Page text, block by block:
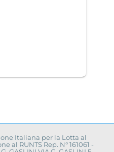
Italiana per la Lotta al
al RUNTS Rep. N° 161061 -